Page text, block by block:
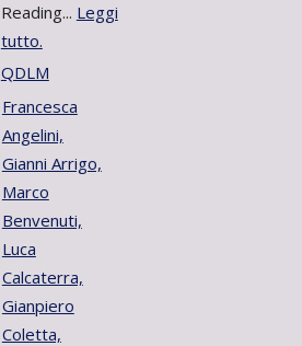
Reading... Leggi
tutto.
QDLM
Francesca
Angelini,
Gianni Arrigo,
Marco
Benvenuti,
Luca
Calcaterra,
Gianpiero
Coletta,